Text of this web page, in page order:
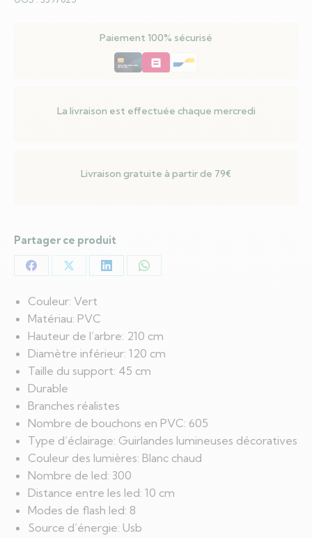
Couleur: Vert
Matériau: PVC
Hauteur de l’arbre: 210 cm
Diamètre inférieur: 120 cm
Taille du support: 45 cm
Durable
Branches réalistes
Nombre de bouchons en PVC: 605
Type d’éclairage: Guirlandes lumineuses décoratives
Couleur des lumières: Blanc chaud
Nombre de led: 300
Distance entre les led: 10 cm
Modes de flash led: 8
Source d’énergie: Usb
artificiel
Paiement 100% sécurisé
La livraison est effectuée chaque mercredi
Livraison gratuite à partir de 79€
Partager ce produit
Partager
sur
Facebook
Partager
sur
X
PartagerPartager